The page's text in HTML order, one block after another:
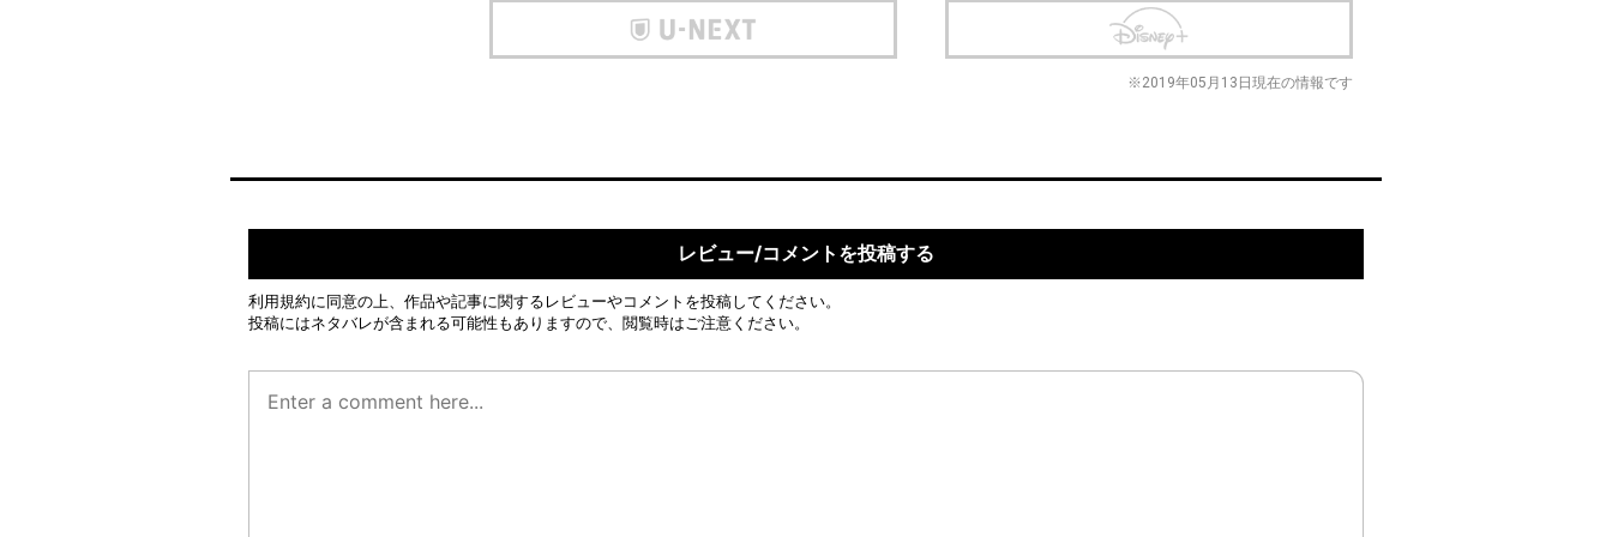
※2019年05月13日現在の情報です
レビュー/コメントを投稿する
利用規約に同意の上、作品や記事に関するレビューやコメントを投稿してください。
投稿にはネタバレが含まれる可能性もありますので、閲覧時はご注意ください。